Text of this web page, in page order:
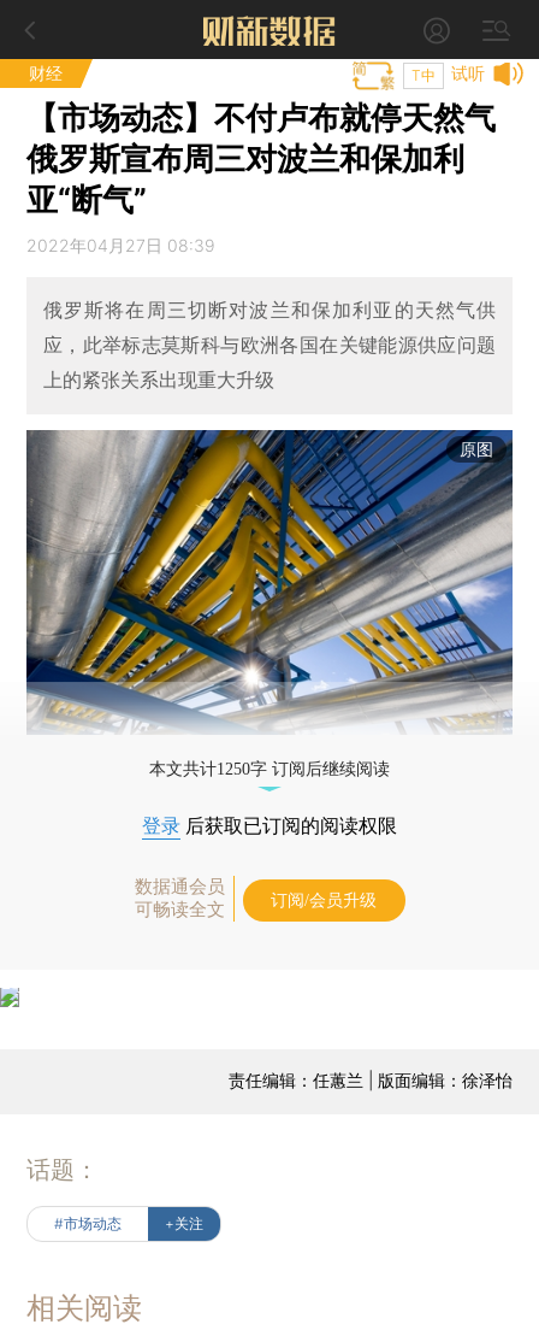
财经 试听
T中
【市场动态】不付卢布就停天然气
俄罗斯宣布周三对波兰和保加利
亚“断气”
2022年04月27日 08:39
俄罗斯将在周三切断对波兰和保加利亚的天然气供
应，此举标志莫斯科与欧洲各国在关键能源供应问题
上的紧张关系出现重大升级
原图
本文共计1250字 订阅后继续阅读
登录 后获取已订阅的阅读权限
数据通会员
可畅读全文
订阅/会员升级
责任编辑：任蕙兰 | 版面编辑：徐泽怡
话题：
#市场动态 +关注
相关阅读